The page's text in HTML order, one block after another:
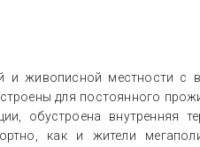
и живописной местности с
для постоянного
обустроена внутренняя
как и жители